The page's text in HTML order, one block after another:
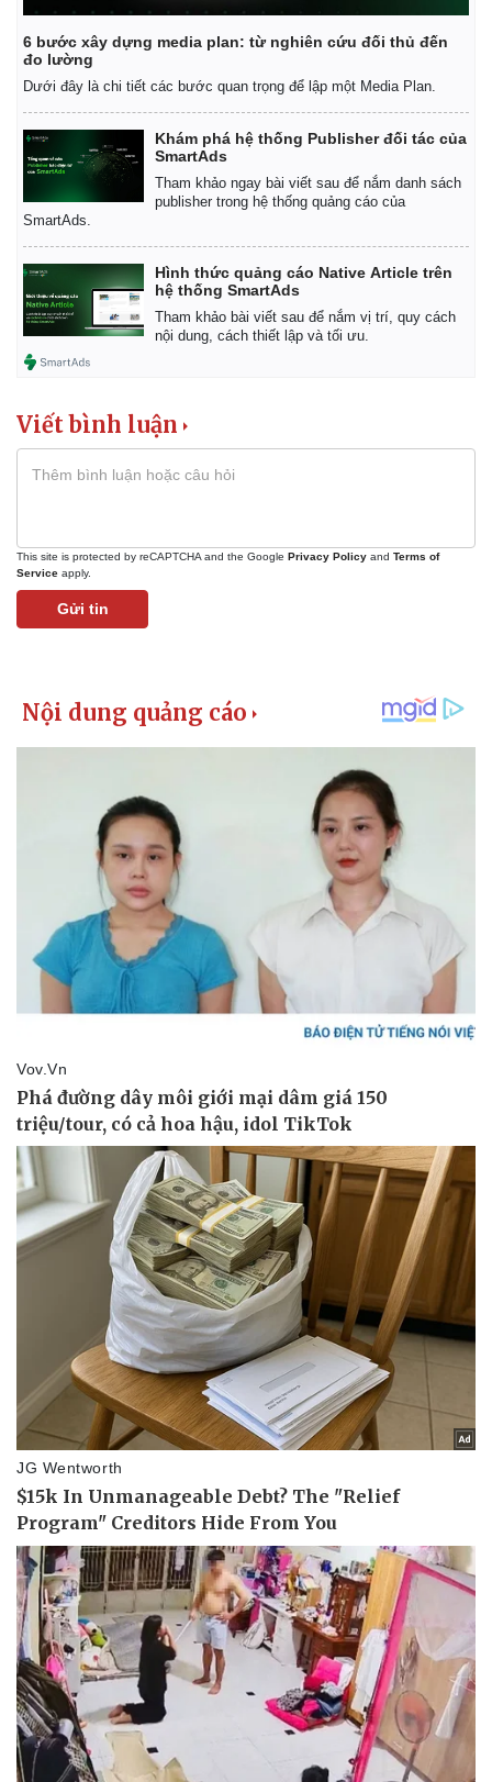
Pháp luật
Vụ án
Tin nóng
Quân sự - Quốc phòng
Vũ khí
Việt Nam
Phân tích
6 bước xây dựng media plan: từ nghiên cứu đối thủ đến
đo lường
Dưới đây là chi tiết các bước quan trọng để lập một Media Plan.
Khám phá hệ thống Publisher đối tác của
SmartAds
Tham khảo ngay bài viết sau để nắm danh sách
publisher trong hệ thống quảng cáo của
SmartAds.
Hình thức quảng cáo Native Article trên
hệ thống SmartAds
Tham khảo bài viết sau để nắm vị trí, quy cách
nội dung, cách thiết lập và tối ưu.
Viết bình luận
This site is protected by reCAPTCHA and the Google Privacy Policy and Terms of
Service apply.
Gửi tin